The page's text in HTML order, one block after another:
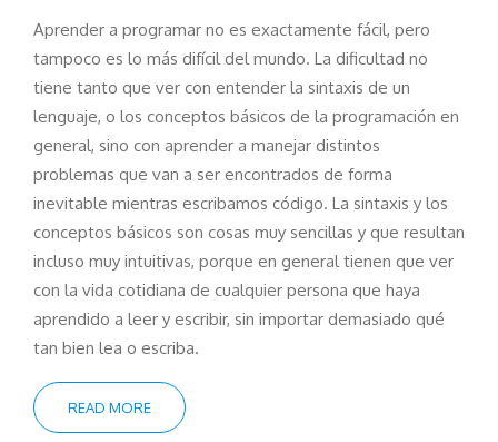
Aprender a programar no es exactamente fácil, pero
tampoco es lo más difícil del mundo. La dificultad no
tiene tanto que ver con entender la sintaxis de un
lenguaje, o los conceptos básicos de la programación en
general, sino con aprender a manejar distintos
problemas que van a ser encontrados de forma
inevitable mientras escribamos código. La sintaxis y los
conceptos básicos son cosas muy sencillas y que resultan
incluso muy intuitivas, porque en general tienen que ver
con la vida cotidiana de cualquier persona que haya
aprendido a leer y escribir, sin importar demasiado qué
tan bien lea o escriba.
READ MORE